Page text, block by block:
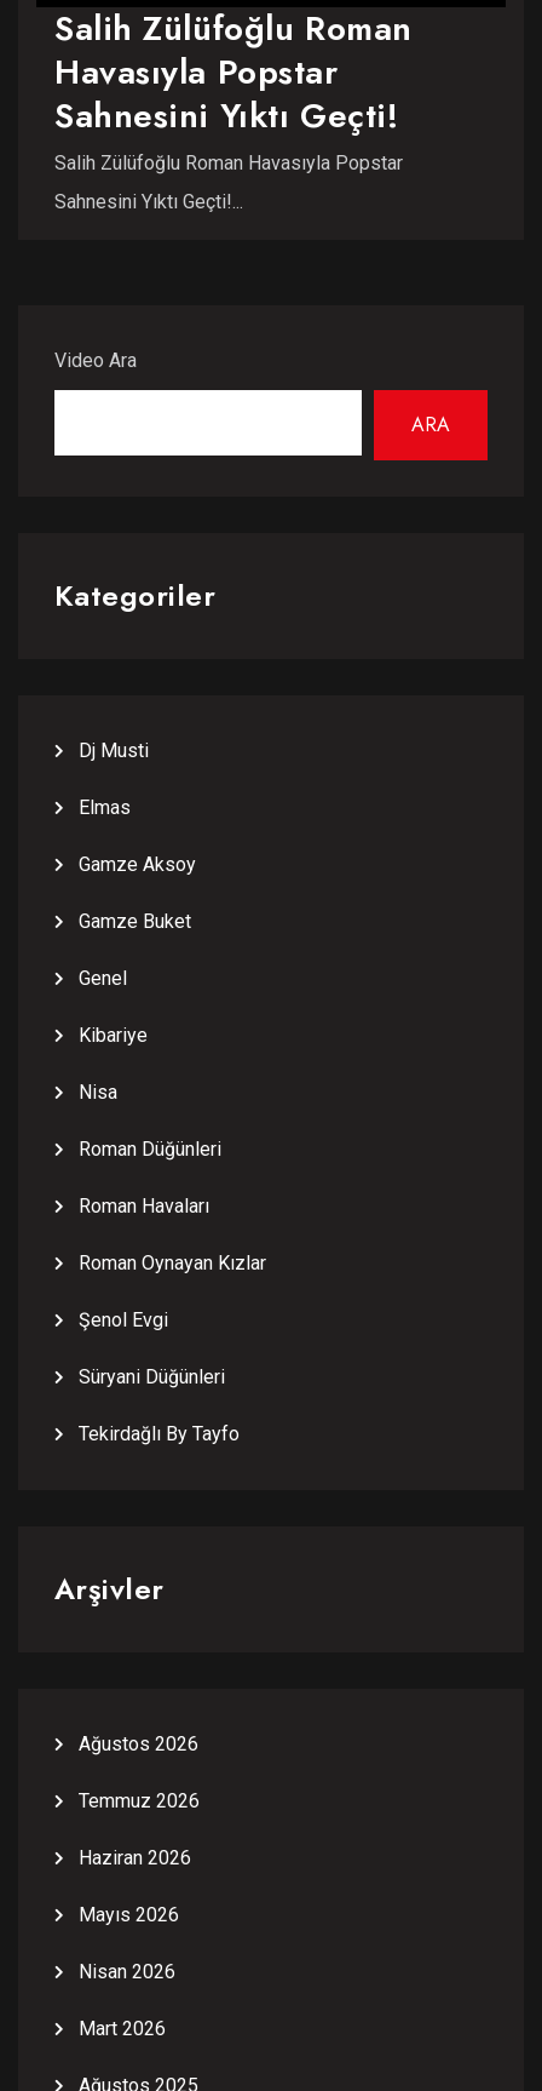
Salih Zülüfoğlu Roman
Havasıyla Popstar
Sahnesini Yıktı Geçti!
Salih Zülüfoğlu Roman Havasıyla Popstar
Sahnesini Yıktı Geçti!...
Video Ara
ARA
Kategoriler
Dj Musti
Elmas
Gamze Aksoy
Gamze Buket
Genel
Kibariye
Nisa
Roman Düğünleri
Roman Havaları
Roman Oynayan Kızlar
Şenol Evgi
Süryani Düğünleri
Tekirdağlı By Tayfo
Arşivler
Ağustos 2026
Temmuz 2026
Haziran 2026
Mayıs 2026
Nisan 2026
Mart 2026
Ağustos 2025